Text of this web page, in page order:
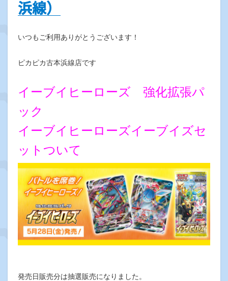
浜線）
いつもご利用ありがとうございます！
ピカピカ古本浜線店です
イーブイヒーローズ 強化拡張パ
ック
イーブイヒーローズイーブイズセ
ットついて
発売日販売分は抽選販売になりました。